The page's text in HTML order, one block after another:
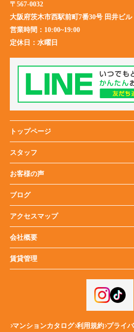
〒567-0032
大阪府茨木市西駅前町7番30号 田井ビル
営業時間： 10:00~19:00
定休日： 水曜日
トップページ
スタッフ
お客様の声
ブログ
アクセスマップ
会社概要
賃貸管理
マンションカタログ 利用規約 プライ